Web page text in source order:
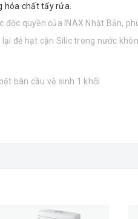
hóa chất tẩy rửa.
độc quyền của INAX Nhật Bản,
đẻ hạt cặn Silic trong nước